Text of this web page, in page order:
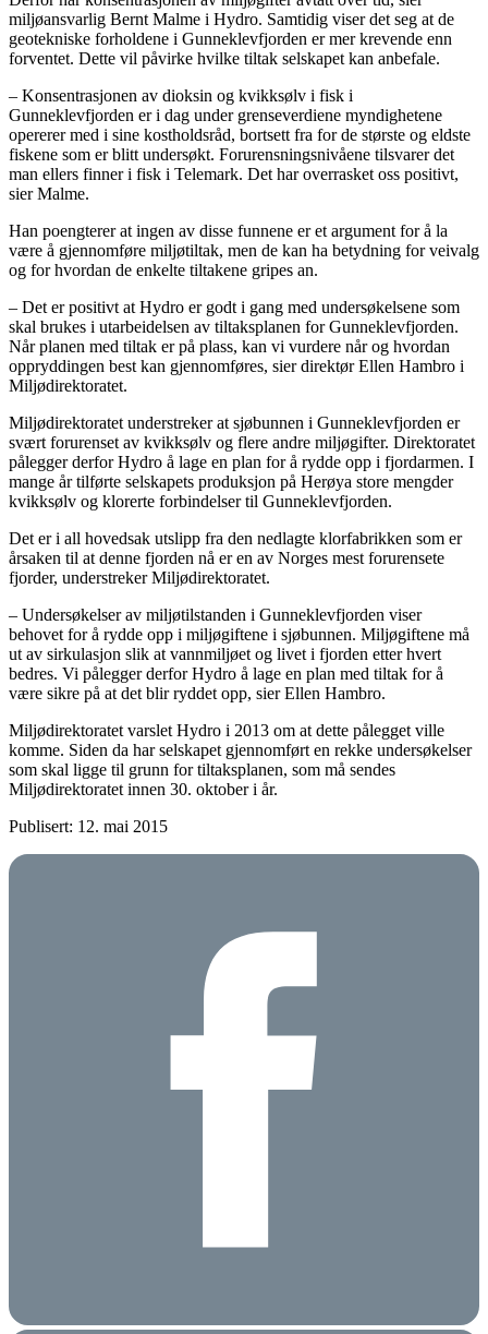
miljøansvarlig Bernt Malme i Hydro. Samtidig viser det seg at de
geotekniske forholdene i Gunneklevfjorden er mer krevende enn
forventet. Dette vil påvirke hvilke tiltak selskapet kan anbefale.
– Konsentrasjonen av dioksin og kvikksølv i fisk i
Gunneklevfjorden er i dag under grenseverdiene myndighetene
opererer med i sine kostholdsråd, bortsett fra for de største og eldste
fiskene som er blitt undersøkt. Forurensningsnivåene tilsvarer det
man ellers finner i fisk i Telemark. Det har overrasket oss positivt,
sier Malme.
Han poengterer at ingen av disse funnene er et argument for å la
være å gjennomføre miljøtiltak, men de kan ha betydning for veivalg
og for hvordan de enkelte tiltakene gripes an.
– Det er positivt at Hydro er godt i gang med undersøkelsene som
skal brukes i utarbeidelsen av tiltaksplanen for Gunneklevfjorden.
Når planen med tiltak er på plass, kan vi vurdere når og hvordan
oppryddingen best kan gjennomføres, sier direktør Ellen Hambro i
Miljødirektoratet.
Miljødirektoratet understreker at sjøbunnen i Gunneklevfjorden er
svært forurenset av kvikksølv og flere andre miljøgifter. Direktoratet
pålegger derfor Hydro å lage en plan for å rydde opp i fjordarmen. I
mange år tilførte selskapets produksjon på Herøya store mengder
kvikksølv og klorerte forbindelser til Gunneklevfjorden.
Det er i all hovedsak utslipp fra den nedlagte klorfabrikken som er
årsaken til at denne fjorden nå er en av Norges mest forurensete
fjorder, understreker Miljødirektoratet.
– Undersøkelser av miljøtilstanden i Gunneklevfjorden viser
behovet for å rydde opp i miljøgiftene i sjøbunnen. Miljøgiftene må
ut av sirkulasjon slik at vannmiljøet og livet i fjorden etter hvert
bedres. Vi pålegger derfor Hydro å lage en plan med tiltak for å
være sikre på at det blir ryddet opp, sier Ellen Hambro.
Miljødirektoratet varslet Hydro i 2013 om at dette pålegget ville
komme. Siden da har selskapet gjennomført en rekke undersøkelser
som skal ligge til grunn for tiltaksplanen, som må sendes
Miljødirektoratet innen 30. oktober i år.
Publisert: 12. mai 2015